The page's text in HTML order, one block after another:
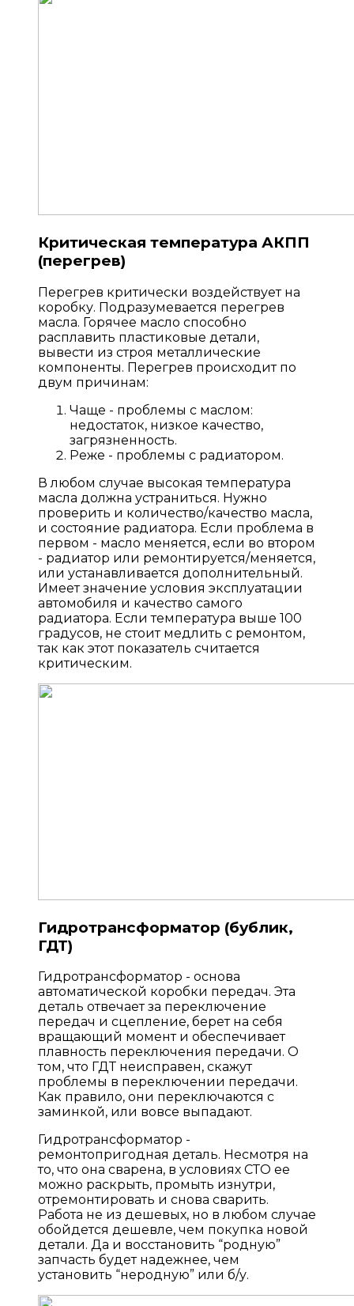
Критическая температура АКПП
(перегрев)
Перегрев критически воздействует на
коробку. Подразумевается перегрев
масла. Горячее масло способно
расплавить пластиковые детали,
вывести из строя металлические
компоненты. Перегрев происходит по
двум причинам:
Чаще - проблемы с маслом:
недостаток, низкое качество,
загрязненность.
Реже - проблемы с радиатором.
В любом случае высокая температура
масла должна устраниться. Нужно
проверить и количество/качество масла,
и состояние радиатора. Если проблема в
первом - масло меняется, если во втором
- радиатор или ремонтируется/меняется,
или устанавливается дополнительный.
Имеет значение условия эксплуатации
автомобиля и качество самого
радиатора. Если температура выше 100
градусов, не стоит медлить с ремонтом,
так как этот показатель считается
критическим.
Гидротрансформатор (бублик,
ГДТ)
Гидротрансформатор - основа
автоматической коробки передач. Эта
деталь отвечает за переключение
передач и сцепление, берет на себя
вращающий момент и обеспечивает
плавность переключения передачи. О
том, что ГДТ неисправен, скажут
проблемы в переключении передачи.
Как правило, они переключаются с
заминкой, или вовсе выпадают.
Гидротрансформатор -
ремонтопригодная деталь. Несмотря на
то, что она сварена, в условиях СТО ее
можно раскрыть, промыть изнутри,
отремонтировать и снова сварить.
Работа не из дешевых, но в любом случае
обойдется дешевле, чем покупка новой
детали. Да и восстановить “родную”
запчасть будет надежнее, чем
установить “неродную” или б/у.